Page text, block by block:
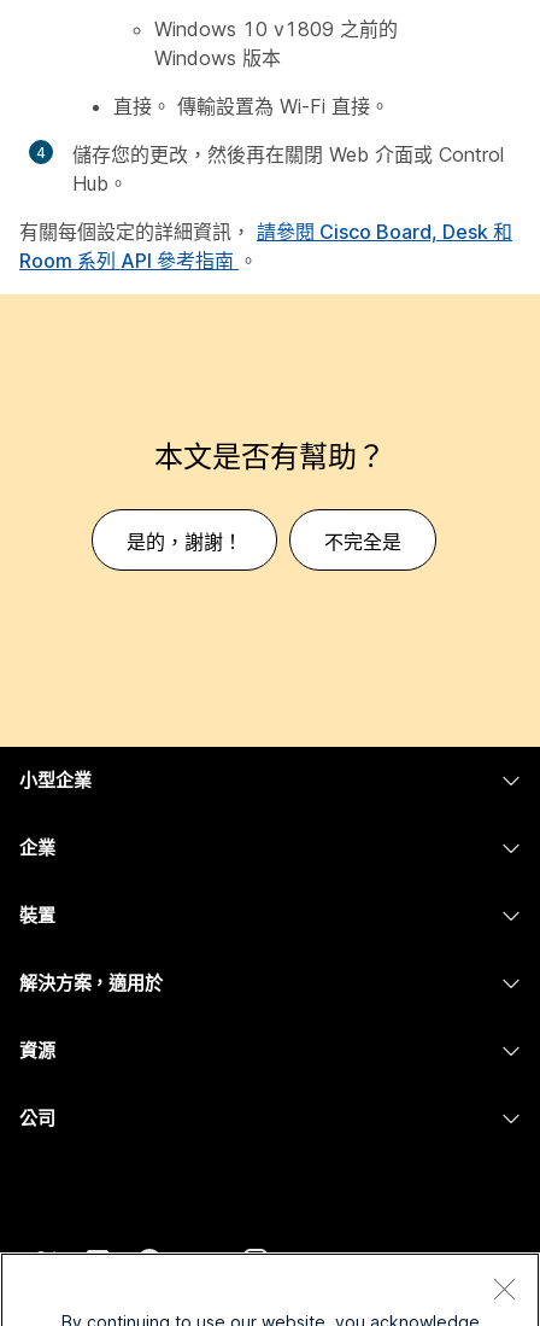
Windows 10 v1809 之前的
Windows 版本
直接 。 傳輸設置為 Wi-Fi 直接。
儲存您的更改，然後再在關閉 Web 介面或 Control
Hub。
有關每個設定的詳細資訊， 請參閱 Cisco Board, Desk 和
Room 系列 API 參考指南 。
本文是否有幫助？
是的，謝謝！ 不完全是
小型企業
企業
安全性
裝置
解決方案，適用於
非營利
資源
公司
聯絡銷售人員
By continuing to use our website, you acknowledge